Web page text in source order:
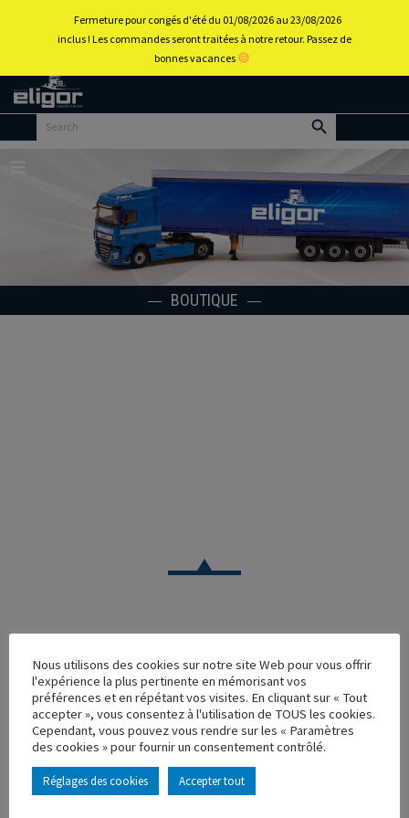
Retour
BOUTIQUE
VOITURE
CITROEN SM 10EME ICCCR
Réf. : 100443
Rupture de stock
Caractéristique principales :
Nous utilisons des cookies sur notre site Web pour vous offrir
l'expérience la plus pertinente en mémorisant vos
préférences et en répétant vos visites. En cliquant sur « Tout
accepter », vous consentez à l'utilisation de TOUS les cookies.
Cependant, vous pouvez vous rendre sur les « Paramètres
des cookies » pour fournir un consentement contrôlé.
Réglages des cookies Accepter tout
Fermeture pour congés d'été du 01/08/2026 au 23/08/2026
inclus ! Les commandes seront traitées à notre retour. Passez de
bonnes vacances